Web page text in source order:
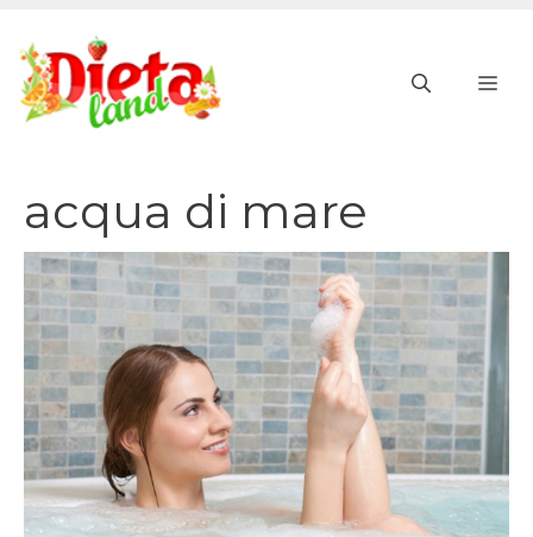
contenuto
acqua di mare